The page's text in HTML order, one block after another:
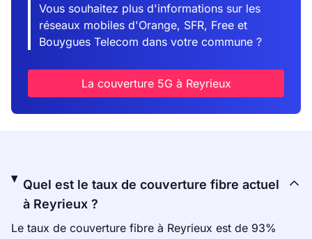
Vous souhaitez plus d'informations sur les
réseaux mobiles d'Orange, SFR, Free et
Bouygues Telecom dans votre commune ?
La couverture 5G à Reyrieux
Quel est le taux de couverture fibre actuel
à Reyrieux ?
Le taux de couverture fibre à Reyrieux est de 93%